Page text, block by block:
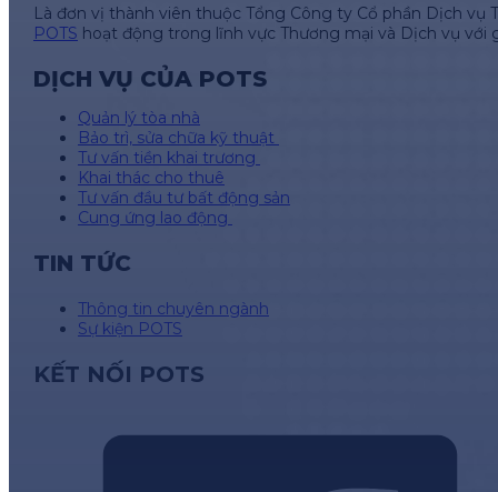
Là đơn vị thành viên thuộc Tổng Công ty Cổ phần Dịch vụ
POTS hoạt động trong lĩnh vực Thương mại và Dịch vụ
DỊCH VỤ CỦA POTS
Quản lý tòa nhà
Bảo trì, sửa chữa kỹ thuật
Tư vấn tiền khai trương
Khai thác cho thuê
Tư vấn đầu tư bất động sản
Cung ứng lao động
TIN TỨC
Thông tin chuyên ngành
Sự kiện POTS
KẾT NỐI POTS